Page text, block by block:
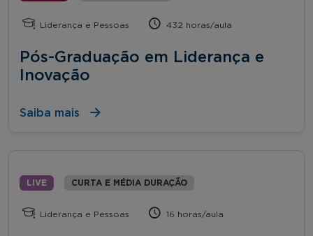
Liderança e Pessoas 432 horas/aula
Pós-Graduação em Liderança e
Inovação
Saiba mais
LIVE CURTA E MÉDIA DURAÇÃO
Liderança e Pessoas 16 horas/aula